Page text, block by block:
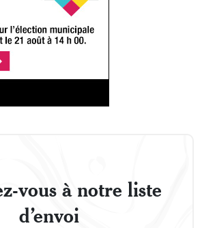
vous à notre liste
d’envoi